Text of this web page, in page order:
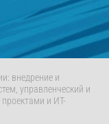
внедрение и
управленческий и
и ИТ-